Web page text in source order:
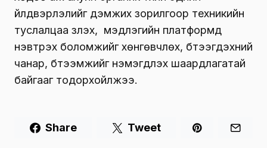
үйлдвэрлэлийг дэмжих зорилгоор техникийн
туслалцаа үзүүлэх, мэдлэгийн платформд
нэвтрэх боломжийг хөнгөвчлөх, бүтээгдэхүүний
чанар, бүтээмжийг нэмэгдүүлэх шаардлагатай
байгааг тодорхойлжээ.
Share Tweet